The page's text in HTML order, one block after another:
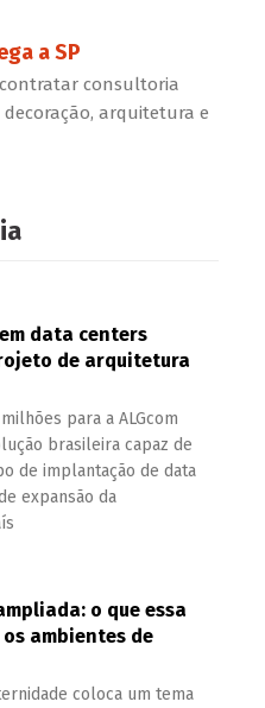
a SP
consultoria
arquitetura e
data centers
de arquitetura
para a ALGcom
brasileira capaz de
de implantação de data
expansão da
o que essa
ambientes de
coloca um tema